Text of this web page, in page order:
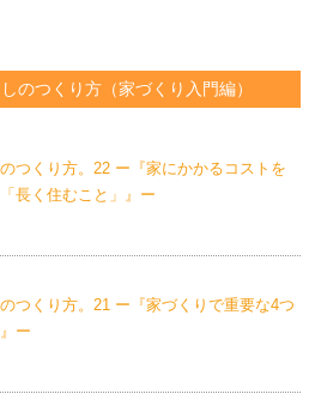
のつくり方（家づくり入門編）
つくり方。22 ー『家にかかるコストを
長く住むこと」』ー
つくり方。21 ー『家づくりで重要な4つ
ー